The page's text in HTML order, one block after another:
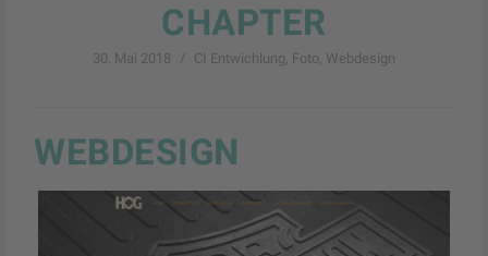
CHAPTER
30. Mai 2018 / CI Entwichlung, Foto, Webdesign
WEBDESIGN